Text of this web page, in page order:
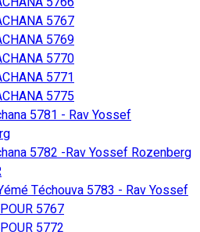
5767
5769
5770
5771
5775
5781 - Rav Yossef
5782 -Rav Yossef Rozenberg
Téchouva 5783 - Rav Yossef
5767